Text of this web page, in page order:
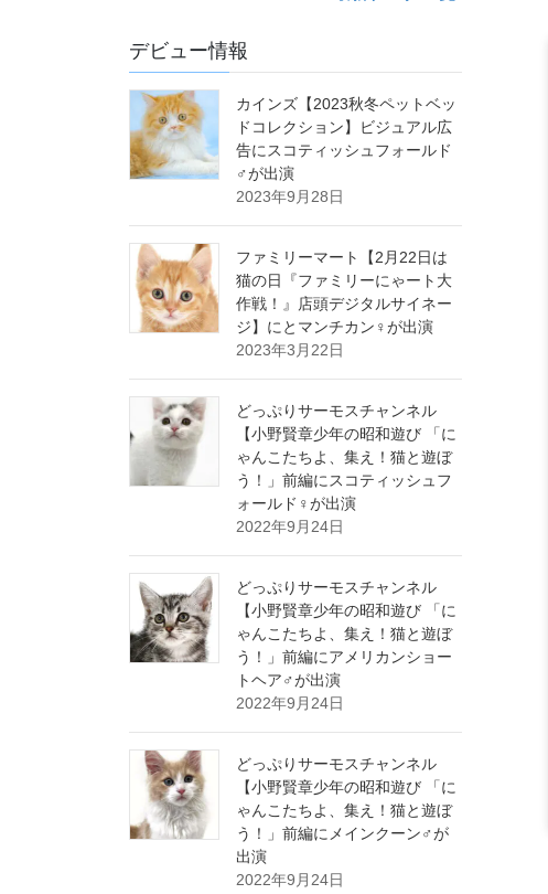
デビュー情報
カインズ【2023秋冬ペットベッ
ドコレクション】ビジュアル広
告にスコティッシュフォールド
♂が出演
2023年9月28日
ファミリーマート【2月22日は
猫の日『ファミリーにゃート大
作戦！』店頭デジタルサイネー
ジ】にとマンチカン♀が出演
2023年3月22日
どっぷりサーモスチャンネル
【小野賢章少年の昭和遊び 「に
ゃんこたちよ、集え！猫と遊ぼ
う！」前編にスコティッシュフ
ォールド♀が出演
2022年9月24日
どっぷりサーモスチャンネル
【小野賢章少年の昭和遊び 「に
ゃんこたちよ、集え！猫と遊ぼ
う！」前編にアメリカンショー
トヘア♂が出演
2022年9月24日
どっぷりサーモスチャンネル
【小野賢章少年の昭和遊び 「に
ゃんこたちよ、集え！猫と遊ぼ
う！」前編にメインクーン♂が
出演
2022年9月24日